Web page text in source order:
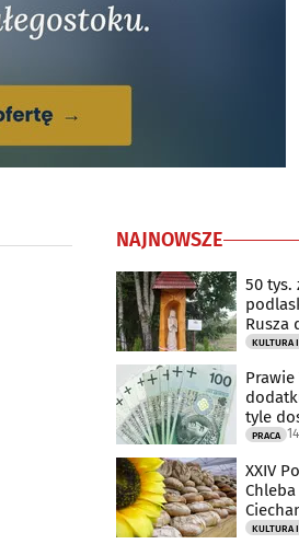
NAJNOWSZE
50 tys.
Rusza
Prawie
tyle
PRACA
XXIV